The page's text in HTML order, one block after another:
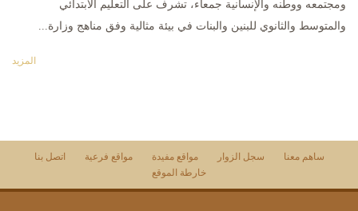
ومجتمعه ووطنه والإنسانية جمعاء، تشرف على التعليم الابتدائي
والمتوسط والثانوي للبنين والبنات في بيئة مثالية وفق مناهج وزارة...
المزيد
ساهم معنا سجل الزوار مواقع مفيدة مواقع فرعية
اتصل بنا
خارطة الموقع